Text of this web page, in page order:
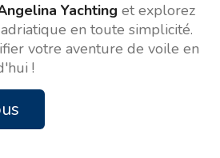
Yachting et explorez
en toute simplicité.
votre aventure de voile en
!